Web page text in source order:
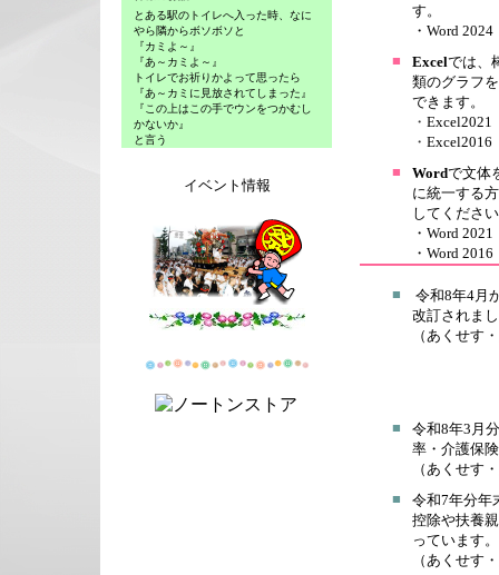
イベント情報
す。
・ Word 2024
■
Excelでは、
類のグラフ
できます。
・ Excel2021
・ Excel2016
■
Wordで文体
に統一する
してくださ
・ Word 2021
・ Word 2016
■
令和8年4月
改訂されま
（あくせす
■
令和8年3月
率・介護保
（あくせす
■
令和7年分年
控除や扶養
っています。
（あくせす